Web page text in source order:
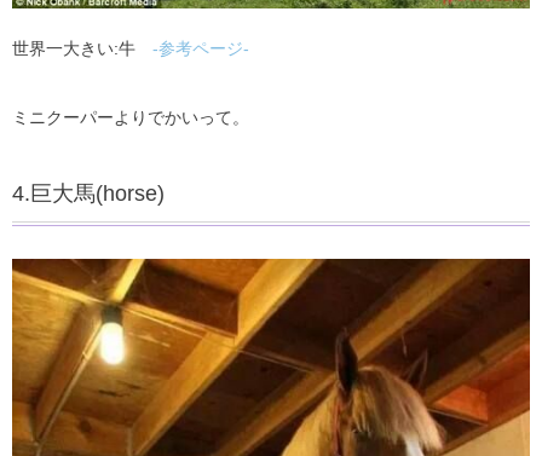
世界一大きい:牛 -参考ページ-
ミニクーパーよりでかいって。
4.巨大馬(horse)